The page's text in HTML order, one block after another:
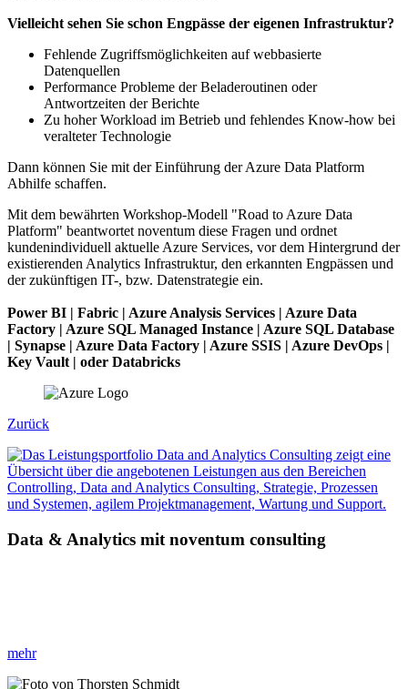
Vielleicht sehen Sie schon Engpässe der eigenen Infrastruktur?
Fehlende Zugriffsmöglichkeiten auf webbasierte
Datenquellen
Performance Probleme der Beladeroutinen oder
Antwortzeiten der Berichte
Zu hoher Workload im Betrieb und fehlendes Know-how bei
veralteter Technologie
Dann können Sie mit der Einführung der Azure Data Platform
Abhilfe schaffen.
Mit dem bewährten Workshop-Modell "Road to Azure Data
Platform" beantwortet noventum diese Fragen und ordnet
kundenindividuell aktuelle Azure Services, vor dem Hintergrund der
existierenden Analytics Infrastruktur, den erkannten Engpässen und
der zukünftigen IT-, bzw. Datenstrategie ein.
Power BI | Fabric | Azure Analysis Services | Azure Data
Factory | Azure SQL Managed Instance | Azure SQL Database
| Synapse | Azure Data Factory | Azure SSIS | Azure DevOps |
Key Vault | oder Databricks
Zurück
Data & Analytics mit noventum consulting
mehr